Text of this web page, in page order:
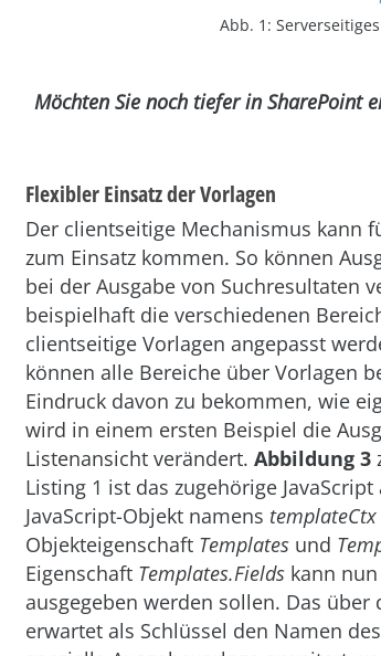
Abb. 1:
Möchten Sie noch tiefer in SharePoint
Flexibler Einsatz der Vorlagen
Der clientseitige Mechanismus kann
zum Einsatz kommen. So können
bei der Ausgabe von Suchresultaten
beispielhaft die verschiedenen
clientseitige Vorlagen angepasst
können alle Bereiche über Vorlagen
Eindruck davon zu bekommen, wie
wird in einem ersten Beispiel die
Listenansicht verändert. Abbildung 3
Listing 1 ist das zugehörige
JavaScript-Objekt namens templateCtx
Objekteigenschaft Templates und
Eigenschaft Templates.Fields kann
ausgegeben werden sollen. Das über
erwartet als Schlüssel den Namen